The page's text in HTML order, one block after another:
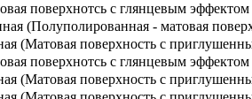
поверхнотсь с глянцевым эффектом
(Полуполированная - матовая
(Матовая поверхность с
поверхнотсь с глянцевым эффектом
(Матовая поверхность с